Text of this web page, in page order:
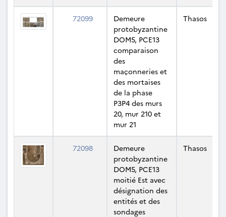
72099
Demeure
protobyzantine
DOM5, PCE13
comparaison
des
maçonneries et
des mortaises
de la phase
P3P4 des murs
20, mur 210 et
mur 21
Thasos
72098
Demeure
protobyzantine
DOM5, PCE13
moitié Est avec
désignation des
entités et des
sondages
Thasos